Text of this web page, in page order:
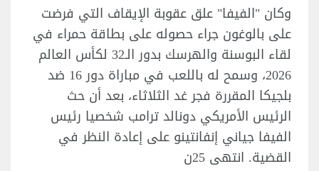
وكان "الفيفا" ​علق عقوبة الإيقاف التي فرضت
على بالوغون جراء حصوله على ​بطاقة حمراء في
لقاء البوسنة والهرسك بدور الـ32 لكأس العالم
2026، وسمح له باللعب في مباراة دور 16 ⁠ضد
بلجيكا المقررة فجر غد الثلاثاء، بعد أن حث
الرئيس الأمريكي دونالد ترامب شخصيا رئيس
الفيفا ​جياني إنفانتينو على إعادة النظر في
القضية. انتهى 25ن